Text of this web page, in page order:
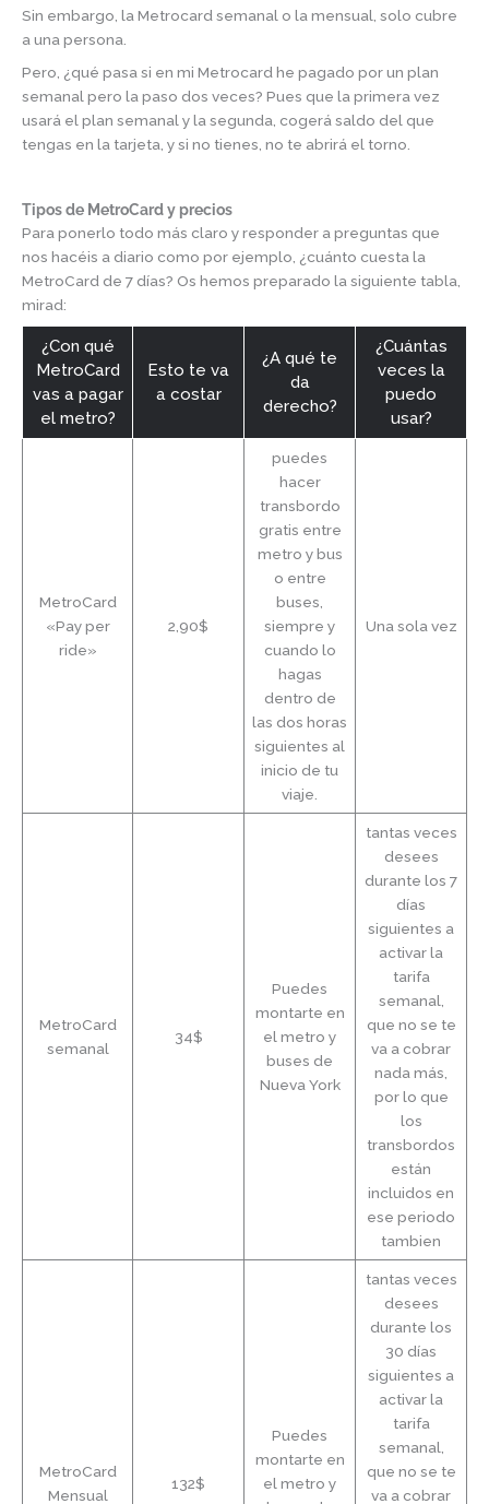
Sin embargo, la Metrocard semanal o la mensual, solo cubre
a una persona.
Pero, ¿qué pasa si en mi Metrocard he pagado por un plan
semanal pero la paso dos veces? Pues que la primera vez
usará el plan semanal y la segunda, cogerá saldo del que
tengas en la tarjeta, y si no tienes, no te abrirá el torno.
Tipos de MetroCard y precios
Para ponerlo todo más claro y responder a preguntas que
nos hacéis a diario como por ejemplo, ¿cuánto cuesta la
MetroCard de 7 días? Os hemos preparado la siguiente tabla,
mirad:
¿Con qué
MetroCard
vas a pagar
el metro?
Esto te va
a costar
¿A qué te
da
derecho?
¿Cuántas
veces la
puedo
usar?
MetroCard
«Pay per
ride»
2,90$
puedes
hacer
transbordo
gratis entre
metro y bus
o entre
buses,
siempre y
cuando lo
hagas
dentro de
las dos horas
siguientes al
inicio de tu
viaje.
Una sola vez
MetroCard
semanal
34$
Puedes
montarte en
el metro y
buses de
Nueva York
tantas veces
desees
durante los 7
días
siguientes a
activar la
tarifa
semanal,
que no se te
va a cobrar
nada más,
por lo que
los
transbordos
están
incluidos en
ese periodo
tambien
MetroCard
Mensual
132$
Puedes
montarte en
el metro y
tantas veces
desees
durante los
30 días
siguientes a
activar la
tarifa
semanal,
que no se te
va a cobrar